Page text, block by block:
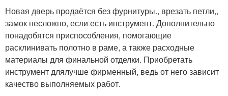
Новая дверь продаётся без фурнитуры., врезать петли,,
замок несложно, если есть инструмент. Дополнительно
понадобятся приспособления, помогающие
расклинивать полотно в раме, а также расходные
материалы для финальной отделки. Приобретать
инструмент длялучше фирменный, ведь от него зависит
качество выполняемых работ.